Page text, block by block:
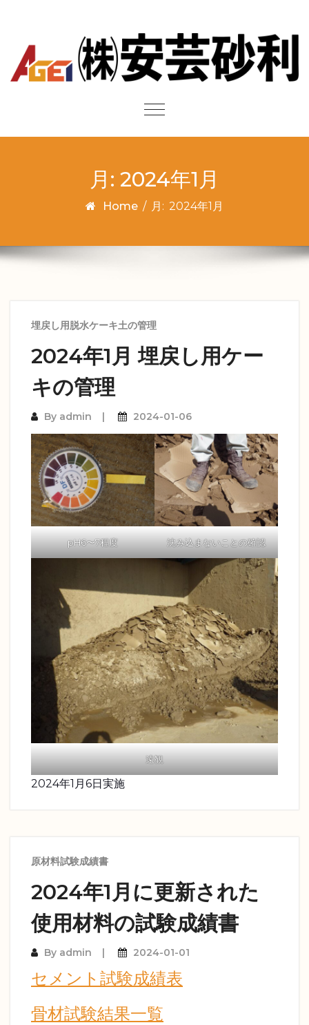
Toggle
月: 2024年1月
Home / 月: 2024年1月
埋戻し用脱水ケーキ土の管理
2024年1月 埋戻し用ケー
キの管理
By admin 2024-01-06
pH6〜7程度 沈み込まないことの確認
遠観
2024年1月6日実施
原材料試験成績書
2024年1月に更新された
使用材料の試験成績書
By admin 2024-01-01
セメント試験成績表
骨材試験結果一覧